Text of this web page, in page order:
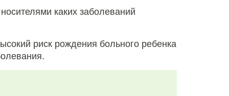
каких заболеваний
риск рождения больного ребенка